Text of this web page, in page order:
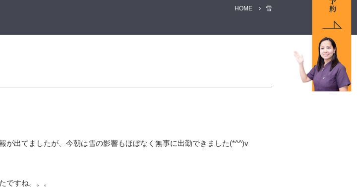
HOME 雪
が出てましたが、今朝は雪の影響もほぼなく無事に出勤できました(*^^)v
ですね。。。